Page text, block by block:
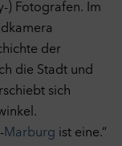
) Fotografen. Im
der
die Stadt und
sich
Marburg ist eine.“